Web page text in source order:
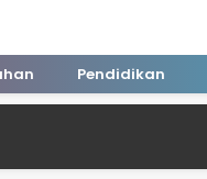
Pendidikan